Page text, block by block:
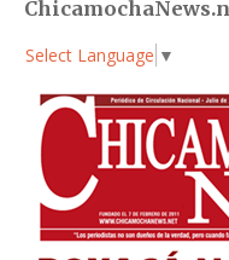
Select Language ▼